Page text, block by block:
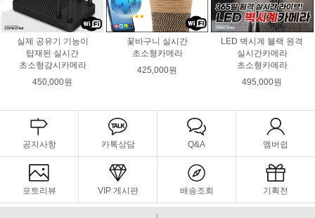
실제 공유기 기능이
탑재된 실시간
초소형감시카메라
450,000원
꽃바구니 실시간
초소형카메라
425,000원
LED 벽시계 블랙 원격
실시간카메라
초소형카메라
495,000원
공지사항 카톡상담 Q&A 멤버쉽
포토리뷰 VIP 게시판 배송조회 기획전